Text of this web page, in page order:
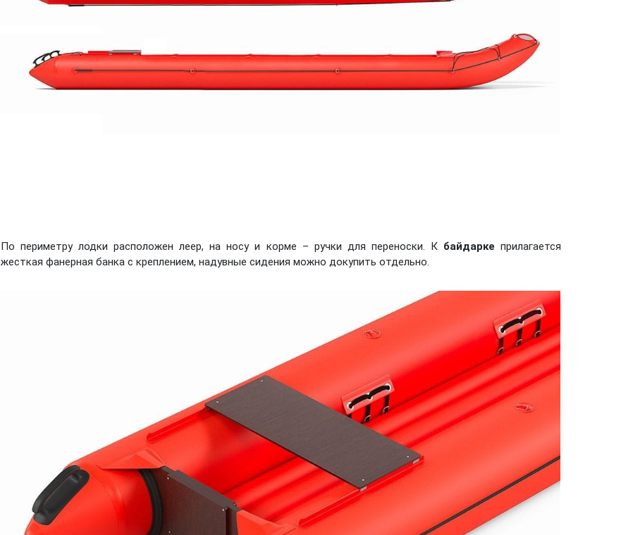
По периметру лодки расположен леер, на носу и корме – ручки для переноски. К байдарке прилагается
жесткая фанерная банка с креплением, надувные сидения можно докупить отдельно.